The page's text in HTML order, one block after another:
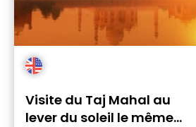
Visite du Taj Mahal au
lever du soleil le même